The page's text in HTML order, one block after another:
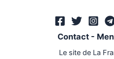
Contact-
Le site de La